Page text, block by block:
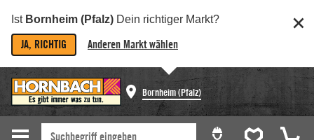
Ist Bornheim (Pfalz) Dein richtiger Markt?
JA, RICHTIG Anderen Markt wählen
Bornheim (Pfalz)